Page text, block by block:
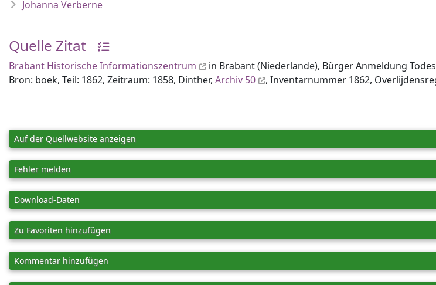
Johanna Verberne
Quelle Zitat
Brabant Historische Informationszentrum
in Brabant (Niederlande), Bürger Anmeldung
Bron: boek, Teil: 1862, Zeitraum: 1858, Dinther, Archiv 50 , Inventar­nummer 1862,
Auf der Quellwebsite anzeigen
Fehler melden
Download-Daten
Zu Favoriten hinzufügen
Kommentar hinzufügen